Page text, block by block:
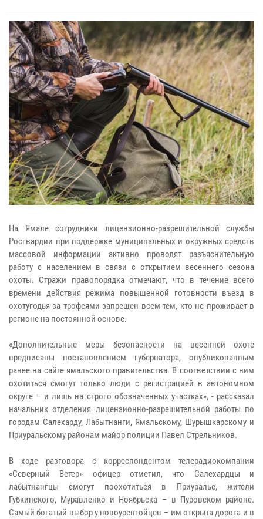
На Ямале сотрудники лицензионно-разрешительной службы
Росгвардии при поддержке муниципальных и окружных средств
массовой информации активно проводят разъяснительную
работу с населением в связи с открытием весеннего сезона
охоты. Стражи правопорядка отмечают, что в течение всего
времени действия режима повышенной готовности въезд в
охотугодья за трофеями запрещен всем тем, кто не проживает в
регионе на постоянной основе.
«Дополнительные меры безопасности на весенней охоте
предписаны постановлением губернатора, опубликованным
ранее на сайте ямальского правительства. В соответствии с ним
охотиться смогут только люди с регистрацией в автономном
округе – и лишь на строго обозначенных участках», - рассказал
начальник отделения лицензионно-разрешительной работы по
городам Салехарду, Лабытнанги, Ямальскому, Шурышкарскому и
Приуральскому районам майор полиции Павел Стрельников.
В ходе разговора с корреспондентом телерадиокомпании
«Северный Ветер» офицер отметил, что Салехардцы и
лабытнангцы смогут поохотиться в Приуралье, жители
Губкинского, Муравленко и Ноябрьска – в Пуровском районе.
Самый богатый выбор у новоуренгойцев – им открыта дорога и в